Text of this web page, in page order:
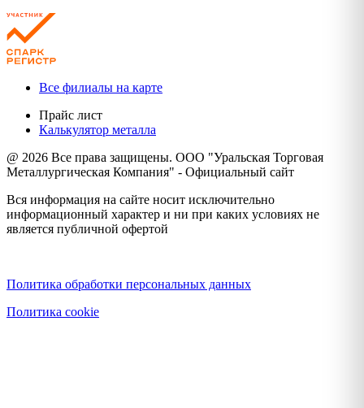
Все филиалы на карте
Прайс лист
Калькулятор металла
@ 2026 Все права защищены. ООО "Уральская Торговая
Металлургическая Компания" - Официальный сайт
Вся информация на сайте носит исключительно
информационный характер и ни при каких условиях не
является публичной офертой
Политика обработки персональных данных
Политика cookie